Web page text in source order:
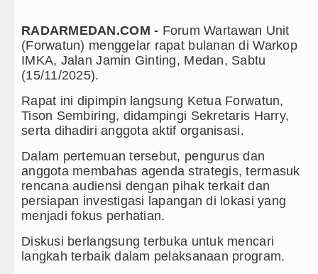
Toba Gelar Lomba Inovasi Perangkat Daerah
Medan Dikukuhkan Jadi Duta Penggerak Ayah
Pengidap HIV/AIDS di Jawa Barat Sebagai Gay
Real Betis pada Laga Persahabatan di
Ditekuk Juventus pada Laga Persahabatan
Bermain Imbang dengan Inter Milan Derby
vs Aston Villa Laga Persahabatan 7 Agustus
Hadiri Rapat Persiapan Penataan Desa dan
RADARMEDAN.COM - Forum Wartawan Unit
(Forwatun) menggelar rapat bulanan di Warkop
IMKA, Jalan Jamin Ginting, Medan, Sabtu
(15/11/2025).
Rapat ini dipimpin langsung Ketua Forwatun,
Tison Sembiring, didampingi Sekretaris Harry,
serta dihadiri anggota aktif organisasi.
Dalam pertemuan tersebut, pengurus dan
anggota membahas agenda strategis, termasuk
rencana audiensi dengan pihak terkait dan
persiapan investigasi lapangan di lokasi yang
menjadi fokus perhatian.
Diskusi berlangsung terbuka untuk mencari
langkah terbaik dalam pelaksanaan program.